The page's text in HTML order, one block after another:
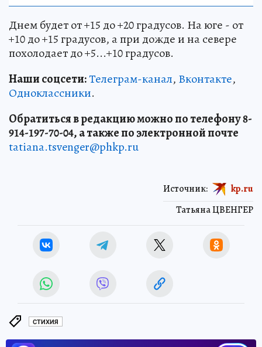
Днем будет от +15 до +20 градусов. На юге - от
+10 до +15 градусов, а при дожде и на севере
похолодает до +5...+10 градусов.
Наши соцсети:Телеграм-канал, Вконтакте,
Одноклассники.
Обратиться в редакцию можно по телефону 8-
914-197-70-04, а также по электронной почте
tatiana.tsvenger@phkp.ru
Татьяна ЦВЕНГЕР
Источник: kp.ru
СТИХИЯ